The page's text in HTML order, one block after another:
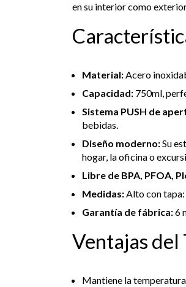
en su interior como
Material:Acero
Capacidad: 750ml,
Sistema PUSH de
bebidas.
Diseño moderno:Su
hogar, la oficina o
Libre de BPA, PFOA,
Medidas:Alto con
Garantía de fábrica:6
Ventajas del
Mantiene la